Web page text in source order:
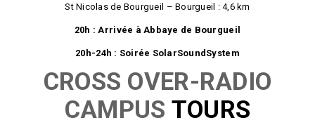
St Nicolas de Bourgueil – Bourgueil : 4,6 km
20h : Arrivée à Abbaye de Bourgueil
20h-24h : Soirée SolarSoundSystem
CROSS OVER-RADIO
CAMPUS TOURS